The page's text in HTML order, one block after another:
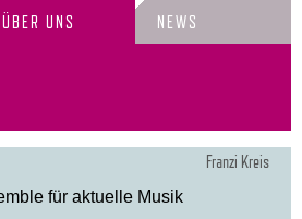
ÜBER UNS NEWS
Franzi Kreis
für aktuelle Musik